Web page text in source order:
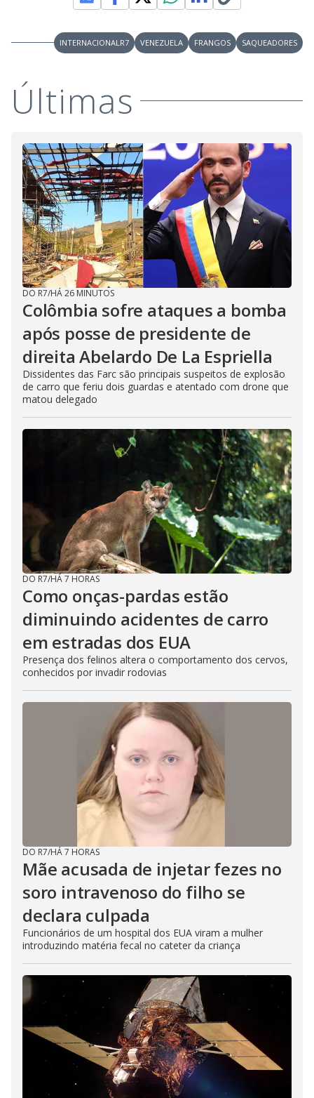
INTERNACIONALR7 VENEZUELA FRANGOS SAQUEADORES
Últimas
DO R7/HÁ 26 MINUTOS
Colômbia sofre ataques a bomba
após posse de presidente de
direita Abelardo De La Espriella
Dissidentes das Farc são principais suspeitos de explosão
de carro que feriu dois guardas e atentado com drone que
matou delegado
DO R7/HÁ 7 HORAS
Como onças-pardas estão
diminuindo acidentes de carro
em estradas dos EUA
Presença dos felinos altera o comportamento dos cervos,
conhecidos por invadir rodovias
DO R7/HÁ 7 HORAS
Mãe acusada de injetar fezes no
soro intravenoso do filho se
declara culpada
Funcionários de um hospital dos EUA viram a mulher
introduzindo matéria fecal no cateter da criança